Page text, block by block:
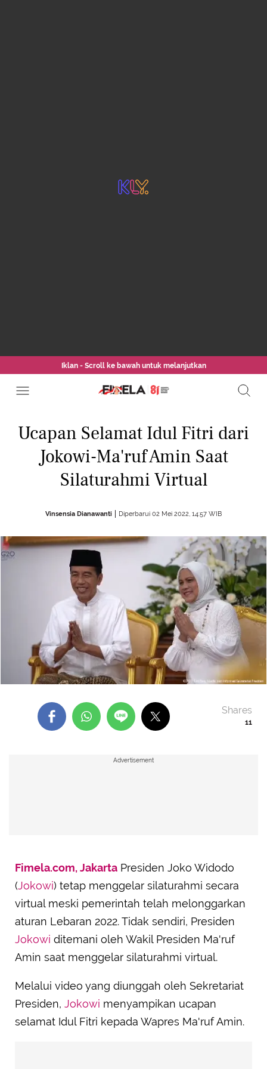
Iklan - Scroll ke bawah untuk melanjutkan
Ucapan Selamat Idul Fitri dari
Jokowi-Ma'ruf Amin Saat
Silaturahmi Virtual
Vinsensia Dianawanti Diperbarui 02 Mei 2022, 14:57 WIB
11
Shares
Advertisement
Fimela.com, Jakarta Presiden Joko Widodo
(Jokowi) tetap menggelar silaturahmi secara
virtual meski pemerintah telah melonggarkan
aturan Lebaran 2022. Tidak sendiri, Presiden
Jokowi ditemani oleh Wakil Presiden Ma'ruf
Amin saat menggelar silaturahmi virtual.
Melalui video yang diunggah oleh Sekretariat
Presiden, Jokowi menyampikan ucapan
selamat Idul Fitri kepada Wapres Ma'ruf Amin.